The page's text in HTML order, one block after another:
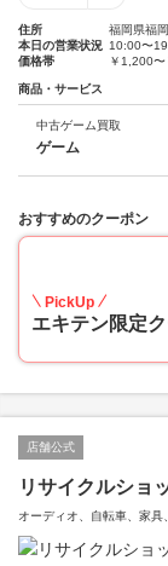
住所
福岡県福
本日の営業状況 10:00〜
価格帯
￥1,200
商品・サービス
中古ゲーム買取
ゲーム
おすすめのクーポン
PickUp
エキテン限定
店舗公式
リサイクルショ
オーディオ、自転車、家具